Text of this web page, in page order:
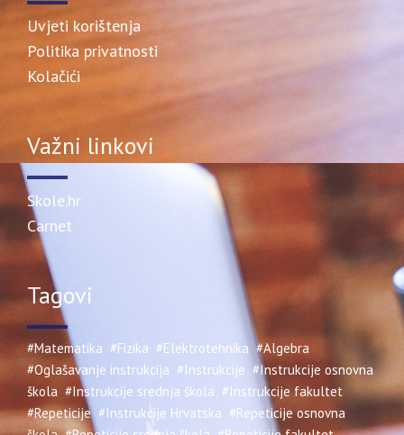
Uvjeti korištenja
Politika privatnosti
Kolačići
Važni linkovi
Skole.hr
Carnet
Tagovi
#Matematika #Fizika #Elektrotehnika #Algebra
#Oglašavanje instrukcija #Instrukcije #Instrukcije osnovna
škola #Instrukcije srednja škola #Instrukcije fakultet
#Repeticije #Instrukcije Hrvatska #Repeticije osnovna